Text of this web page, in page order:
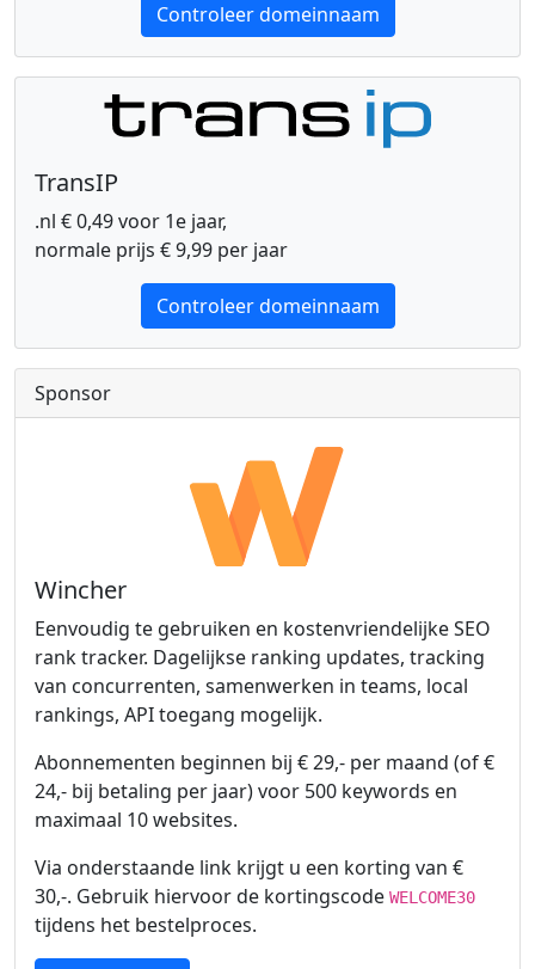
Controleer domeinnaam
TransIP
.nl € 0,49 voor 1e jaar,
normale prijs € 9,99 per jaar
Controleer domeinnaam
Sponsor
Wincher
Eenvoudig te gebruiken en kostenvriendelijke SEO
rank tracker. Dagelijkse ranking updates, tracking
van concurrenten, samenwerken in teams, local
rankings, API toegang mogelijk.
Abonnementen beginnen bij € 29,- per maand (of €
24,- bij betaling per jaar) voor 500 keywords en
maximaal 10 websites.
Via onderstaande link krijgt u een korting van €
30,-. Gebruik hiervoor de kortingscode WELCOME30
tijdens het bestelproces.